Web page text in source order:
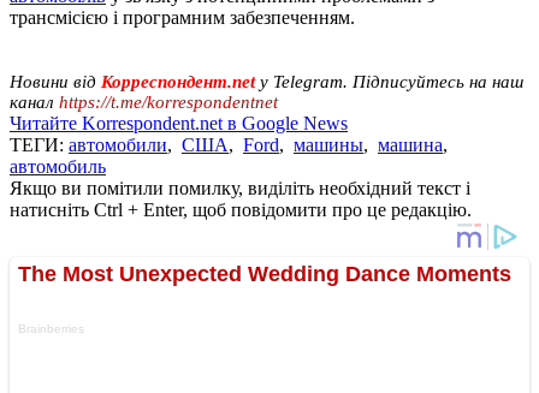
трансмісією і програмним забезпеченням.
Новини від Корреспондент.netу Telegram. Підписуйтесь на наш
канал https://t.me/korrespondentnet
Читайте Korrespondent.net в Google News
ТЕГИ: автомобили, США, Ford, машины, машина,
автомобиль
Якщо ви помітили помилку, виділіть необхідний текст і
натисніть Ctrl + Enter, щоб повідомити про це редакцію.